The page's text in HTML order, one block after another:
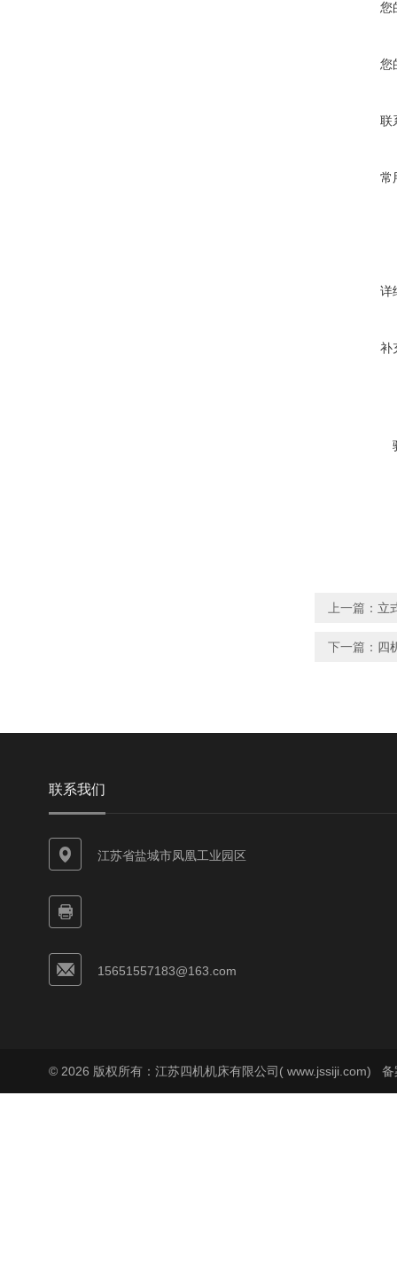
您
您
联
常
详
补
上一篇： 立
下一篇： 四
联系我们
江苏省盐城市凤凰工业园区
15651557183@163.com
© 2026 版权所有：江苏四机机床有限公司( www.jssiji.com) 备